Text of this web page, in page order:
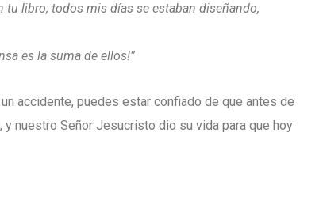
libro; todos mis días se estaban diseñando,
es la suma de ellos!”
accidente, puedes estar confiado de que antes de
nuestro Señor Jesucristo dio su vida para que hoy